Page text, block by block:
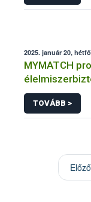
2025. január 20, hétfő
MYMATCH
TOVÁBB >
Előző